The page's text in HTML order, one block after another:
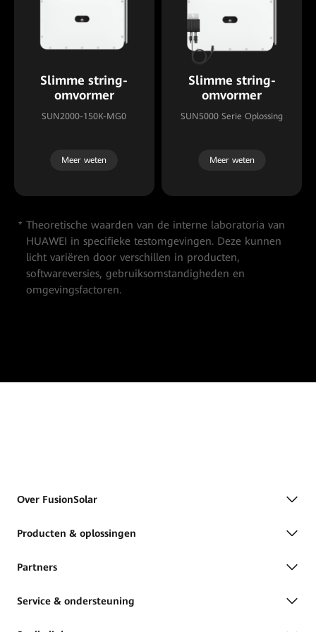
Slimme string-
omvormer
SUN2000-150K-MG0
Meer weten
Slimme string-
omvormer
SUN5000 Serie Oplossing
Meer weten
Theoretische waarden van de interne laboratoria van
HUAWEI in specifieke testomgevingen. Deze kunnen
licht variëren door verschillen in producten,
softwareversies, gebruiksomstandigheden en
omgevingsfactoren.
Over FusionSolar
Producten & oplossingen
Partners
Service & ondersteuning